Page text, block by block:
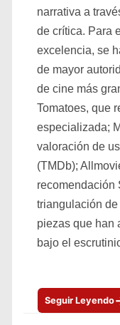
narrativa a
de crítica. Para
excelencia, se
de mayor
de cine más
Tomatoes, que
especializada;
valoración de
(TMDb);
recomendación
triangulación
piezas que han
bajo el
Seguir Leyendo